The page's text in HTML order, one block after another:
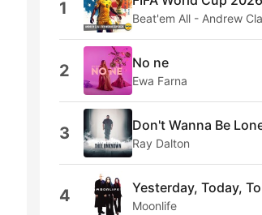
1 Beat'em All - Andrew
2 No ne
Ewa Farna
3 Don't Wanna Be
Ray Dalton
4 Yesterday, Today,
Moonlife